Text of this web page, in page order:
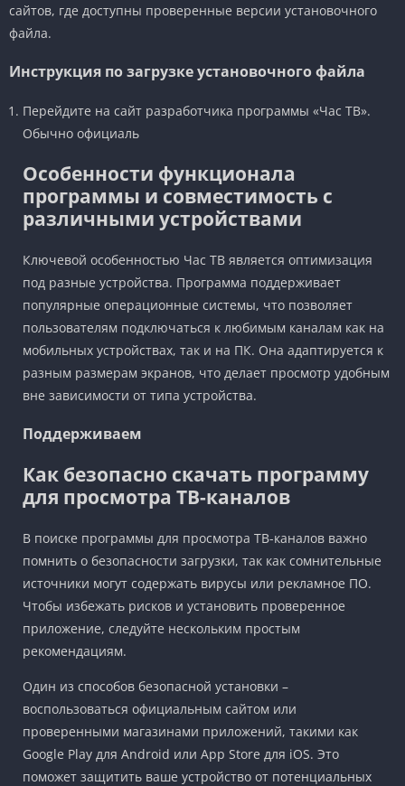
сайтов, где доступны проверенные версии установочного
файла.
Инструкция по загрузке установочного файла
Перейдите на сайт разработчика программы «Час ТВ».
Обычно официаль
Особенности функционала
программы и совместимость с
различными устройствами
Ключевой особенностью Час ТВ является оптимизация
под разные устройства. Программа поддерживает
популярные операционные системы, что позволяет
пользователям подключаться к любимым каналам как на
мобильных устройствах, так и на ПК. Она адаптируется к
разным размерам экранов, что делает просмотр удобным
вне зависимости от типа устройства.
Поддерживаем
Как безопасно скачать программу
для просмотра ТВ-каналов
В поиске программы для просмотра ТВ-каналов важно
помнить о безопасности загрузки, так как сомнительные
источники могут содержать вирусы или рекламное ПО.
Чтобы избежать рисков и установить проверенное
приложение, следуйте нескольким простым
рекомендациям.
Один из способов безопасной установки –
воспользоваться официальным сайтом или
проверенными магазинами приложений, такими как
Google Play для Android или App Store для iOS. Это
поможет защитить ваше устройство от потенциальных